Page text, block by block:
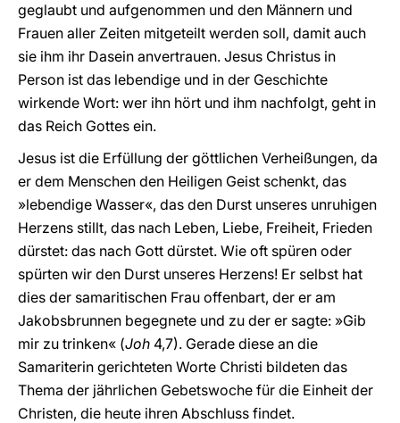
geglaubt und aufgenommen und den Männern und
Frauen aller Zeiten mitgeteilt werden soll, damit auch
sie ihm ihr Dasein anvertrauen. Jesus Christus in
Person ist das lebendige und in der Geschichte
wirkende Wort: wer ihn hört und ihm nachfolgt, geht in
das Reich Gottes ein.
Jesus ist die Erfüllung der göttlichen Verheißungen, da
er dem Menschen den Heiligen Geist schenkt, das
»lebendige Wasser«, das den Durst unseres unruhigen
Herzens stillt, das nach Leben, Liebe, Freiheit, Frieden
dürstet: das nach Gott dürstet. Wie oft spüren oder
spürten wir den Durst unseres Herzens! Er selbst hat
dies der samaritischen Frau offenbart, der er am
Jakobsbrunnen begegnete und zu der er sagte: »Gib
mir zu trinken« (Joh 4,7). Gerade diese an die
Samariterin gerichteten Worte Christi bildeten das
Thema der jährlichen Gebetswoche für die Einheit der
Christen, die heute ihren Abschluss findet.